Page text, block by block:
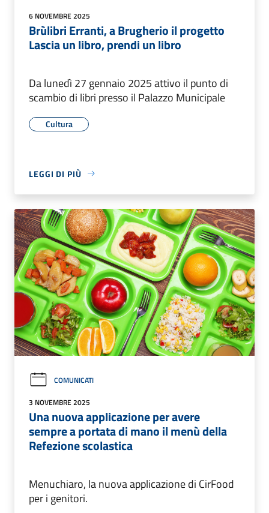
6 NOVEMBRE 2025
Brùlibri Erranti, a Brugherio il progetto
Lascia un libro, prendi un libro
Da lunedì 27 gennaio 2025 attivo il punto di
scambio di libri presso il Palazzo Municipale
Cultura
LEGGI DI PIÙ
COMUNICATI
3 NOVEMBRE 2025
Una nuova applicazione per avere
sempre a portata di mano il menù della
Refezione scolastica
Menuchiaro, la nuova applicazione di CirFood
per i genitori.